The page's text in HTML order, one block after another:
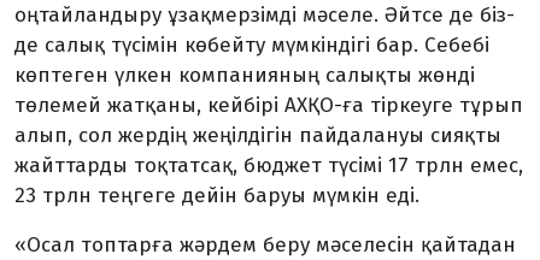
оңтайландыру ұзақмерзімді мәселе. Әйтсе де біз­
де салық түсімін көбейту мүм­кіндігі бар. Себебі
көптеген үлкен компанияның салықты жөнді
төлемей жатқаны, кейбірі АХҚО-ға тіркеуге тұрып
алып, сол жер­дің жеңілдігін пайдалануы сияқ­ты
жайттарды тоқтатсақ, бюджет түсімі 17 трлн емес,
23 трлн тең­геге дейін баруы мүмкін еді.
«Осал топтарға жәрдем беру мә­селесін қайтадан